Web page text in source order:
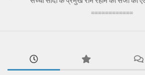
============